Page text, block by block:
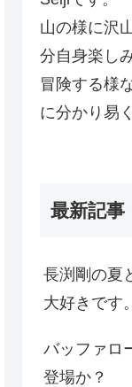
山の様に沢
分自身楽し
冒険する様
に分かり易
最新記事
長渕剛の夏
大好きです
バッファロ
登場か？